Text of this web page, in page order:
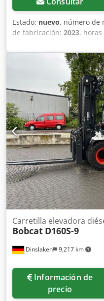
Estado: nuevo, número de
de fabricación: 2023,
1,500
mm, ascensor libre:1,545
tipo de combustible:
2,130 mm
longitud de la horquilla:
delantero:18x7-8, tamaño
peso total:
3,140 kg,
4180-08577
Crsdpfx Aisyhizxsdef
Dinslaken 9,217 km
Carretilla elevadora
Bobcat D160S-9
Información de
precio